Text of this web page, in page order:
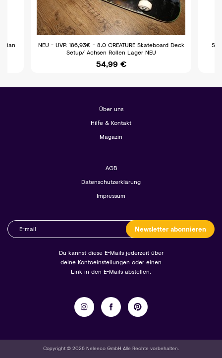
NEU - UVP. 186,93€ - 8.0 CREATURE Skateboard Deck
Setup/ Achsen Rollen Lager NEU
54,99 €
Über uns
Hilfe & Kontakt
Magazin
AGB
Datenschutzerklärung
Impressum
Newsletter abonnieren
Du kannst diese E-Mails jederzeit über
deine Kontoeinstellungen oder einen
Link in den E-Mails abstellen.
Copyright © 2026 Neleeco GmbH Alle Rechte vorbehalten.